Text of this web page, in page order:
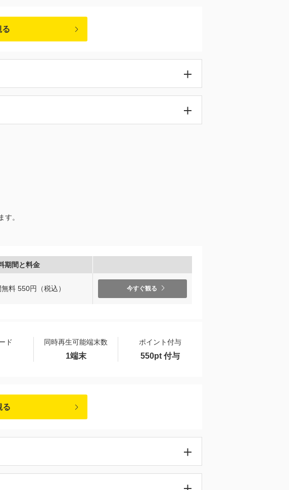
る
。
期間と料金
料 550円（税込） 今すぐ観る
ド 同時再生可能端末数 ポイント付与
1端末 550pt 付与
る